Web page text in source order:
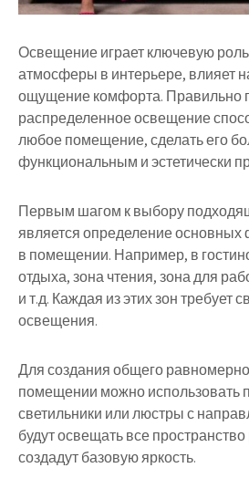
Освещение играет ключевую
атмосферы в интерьере, влияет
ощущение комфорта. Правильно
распределенное освещение
любое помещение, сделать его
функциональным и эстетически
Первым шагом к выбору
является определение основных
в помещении. Например, в
отдыха, зона чтения, зона для
и т.д. Каждая из этих зон требует
освещения.
Для создания общего
помещении можно использовать
светильники или люстры с
будут освещать все
создадут базовую яркость.